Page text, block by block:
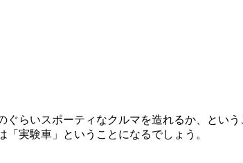
ぐらいスポーティなクルマを造れるか、とい
実験車」ということになるでしょう。